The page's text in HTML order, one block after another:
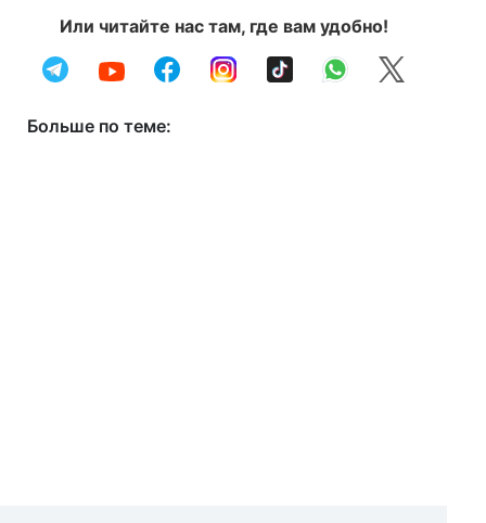
Или читайте нас там, где вам удобно!
Больше по теме: